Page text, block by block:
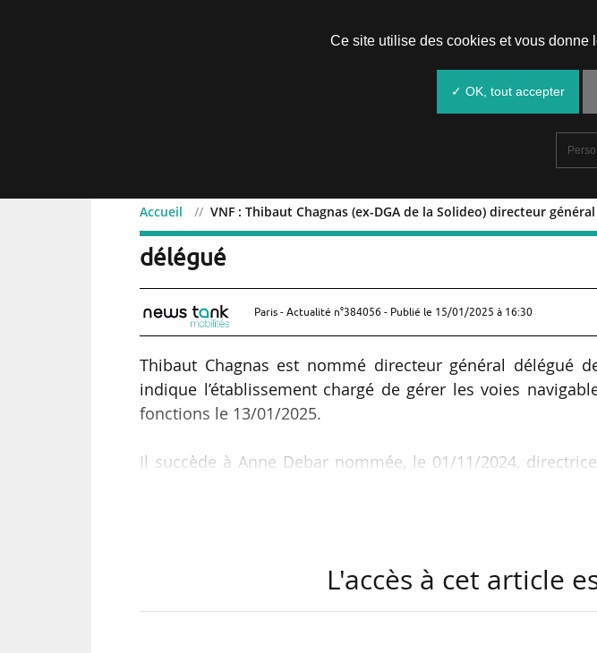
Accueil VNF : Thibaut Chagnas (ex-DGA de la Solideo) directeur
VNF : Thibaut Chagnas (ex-DGA de la
délégué
Paris - Actualité n°384056 - Publié le 15/01/2025 à 16:30
Thibaut Chagnas est nommé directeur général délégué
indique l’établissement chargé de gérer les voies
fonctions le 13/01/2025.
Il succède à Anne Debar nommée, le 01/11/2024,
Thibaut Chagnas était, depuis octobre 2021, directeur
de la Solideo. Il a également été sous-directeur du budget
L'accès à cet article
Ce site utilise des cookies et vous donne
✓ OK, tout accepter